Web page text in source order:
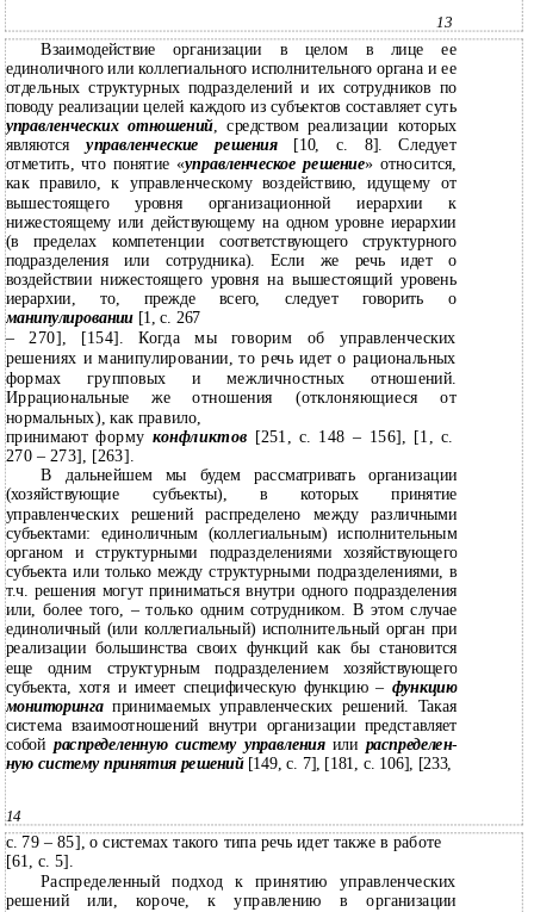
13
Взаимодействие организации в целом в лице ее
единоличного или коллегиального исполнительного органа и ее
отдельных структурных подразделений и их сотрудников по
поводу реализации целей каждого из субъектов составляет суть
управленческих отношений, средством реализации которых
являютсяуправленческие решения
[10, с. 8]. Следует
отметить, что понятие «управленческое решение» относится,
как правило, к управленческому воздействию, идущему от
вышестоящего уровня организационной иерархии к
нижестоящему или действующему на одном уровне иерархии
(в пределах компетенции соответствующего структурного
подразделения или сотрудника). Если же речь идет о
воздействии нижестоящего уровня на вышестоящий уровень
иерархии, то, прежде всего, следует говорить о
манипулировании [1, с. 267
– 270], [154]. Когда мы говорим об управленческих
решениях и манипулировании, то речь идет о рациональных
формах групповых и межличностных отношений.
Иррациональные же отношения (отклоняющиеся от
нормальных), как правило,
принимают форму конфликтов [251, с. 148 – 156], [1, с.
270 – 273], [263].
В дальнейшем мы будем рассматривать организации
(хозяйствующие субъекты), в которых принятие
управленческих решений распределено между различными
субъектами: единоличным (коллегиальным) исполнительным
органом и структурными подразделениями хозяйствующего
субъекта или только между структурными подразделениями, в
т.ч. решения могут приниматься внутри одного подразделения
или, более того, – только одним сотрудником. В этом случае
единоличный (или коллегиальный) исполнительный орган при
реализации большинства своих функций как бы становится
еще одним структурным подразделением хозяйствующего
субъекта, хотя и имеет специфическую функцию – функцию
мониторингапринимаемых управленческих решений. Такая
система взаимоотношений внутри организации представляет
собой распределенную систему управления или распределен-
ную систему принятия решений [149, с. 7], [181, с. 106], [233,
14
с. 79 – 85], о системах такого типа речь идет также в работе
[61, с. 5].
Распределенный подход к принятию управленческих
решений или, короче, к управлению в организации